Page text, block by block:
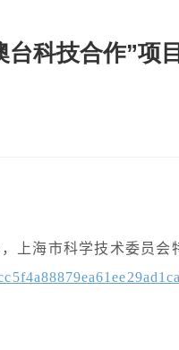
科技合作”项
上海市科学技术委员会